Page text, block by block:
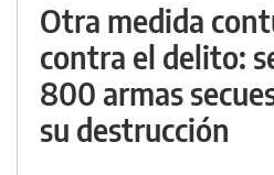
Otra medida
contra el delito:
800 armas
su destrucción